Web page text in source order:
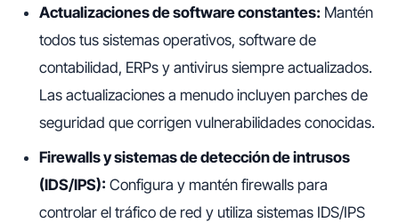
Actualizaciones de software constantes: Mantén
todos tus sistemas operativos, software de
contabilidad, ERPs y antivirus siempre actualizados.
Las actualizaciones a menudo incluyen parches de
seguridad que corrigen vulnerabilidades conocidas.
Firewalls y sistemas de detección de intrusos
(IDS/IPS): Configura y mantén firewalls para
controlar el tráfico de red y utiliza sistemas IDS/IPS